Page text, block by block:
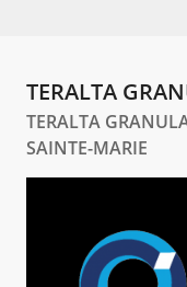
TERALTA
TERALTA
SAINTE-MARIE